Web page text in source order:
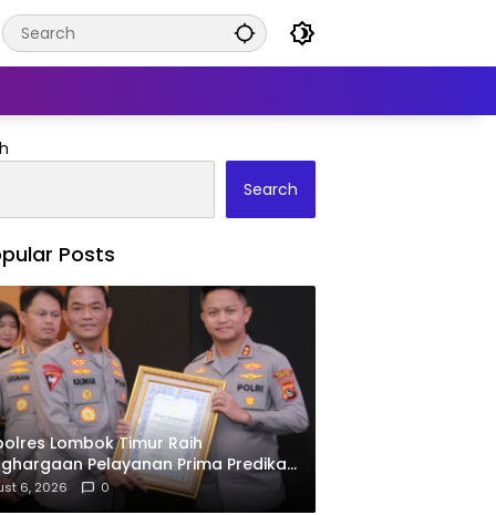
Search
Posts
Lombok Timur Raih
Pelayanan Prima Predikat
Kapolri
6, 2026 0